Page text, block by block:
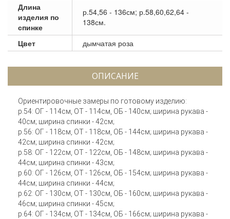
Длина
изделия по
спинке
р.54,56 - 136см; р.58,60,62,64 -
138см.
Цвет дымчатая роза
ОПИСАНИЕ
Ориентировочные замеры по готовому изделию:
р.54: ОГ - 114см, ОТ - 114см, ОБ - 140см; ширина рукава -
40см; ширина спинки - 42см;
р.56: ОГ - 118см, ОТ - 118см, ОБ - 144см; ширина рукава -
42см; ширина спинки - 42см;
р.58: ОГ - 122см, ОТ - 122см, ОБ - 148см; ширина рукава -
44см; ширина спинки - 43см;
р.60: ОГ - 126см, ОТ - 126см, ОБ - 154см; ширина рукава -
44см; ширина спинки - 44см;
р.62: ОГ - 130см, ОТ - 130см, ОБ - 160см; ширина рукава -
46см; ширина спинки - 45см;
р.64: ОГ - 134см, ОТ - 134см, ОБ - 166см; ширина рукава -